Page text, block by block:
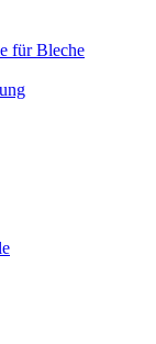
für Bleche